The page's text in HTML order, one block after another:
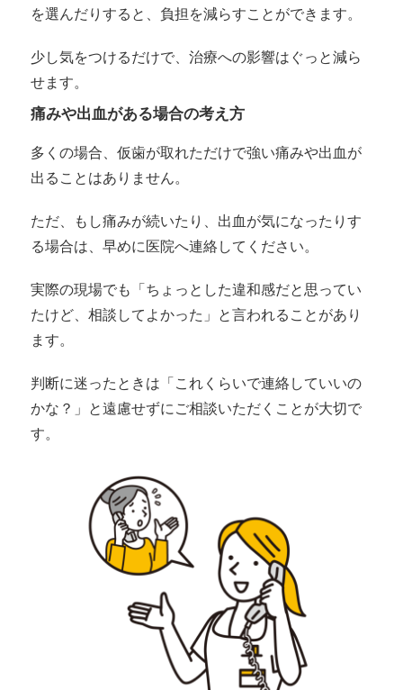
を選んだりすると、負担を減らすことができます。
少し気をつけるだけで、治療への影響はぐっと減ら
せます。
痛みや出血がある場合の考え方
多くの場合、仮歯が取れただけで強い痛みや出血が
出ることはありません。
ただ、もし痛みが続いたり、出血が気になったりす
る場合は、早めに医院へ連絡してください。
実際の現場でも「ちょっとした違和感だと思ってい
たけど、相談してよかった」と言われることがあり
ます。
判断に迷ったときは「これくらいで連絡していいの
かな？」と遠慮せずにご相談いただくことが大切で
す。